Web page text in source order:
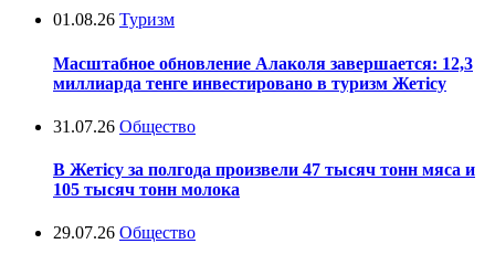
01.08.26 Туризм
Масштабное обновление Алаколя завершается: 12,3
миллиарда тенге инвестировано в туризм Жетісу
31.07.26 Общество
В Жетісу за полгода произвели 47 тысяч тонн мяса и
105 тысяч тонн молока
29.07.26 Общество